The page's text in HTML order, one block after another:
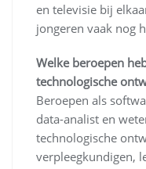
en televisie bij
jongeren vaak nog
Welke beroepen
technologische
Beroepen als
data-analist en
technologische
verpleegkundigen,